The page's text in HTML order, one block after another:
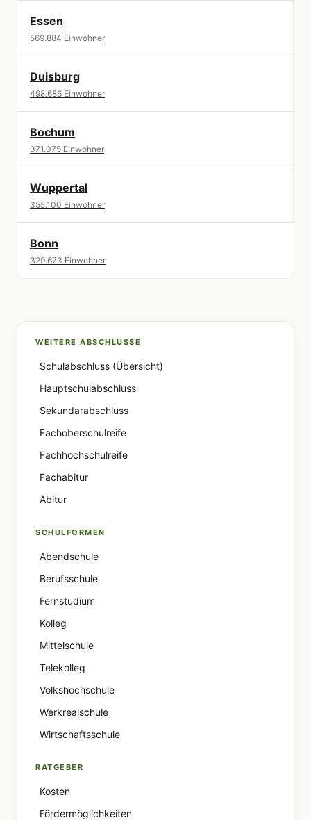
Essen
569.884 Einwohner
Duisburg
498.686 Einwohner
Bochum
371.075 Einwohner
Wuppertal
355.100 Einwohner
Bonn
329.673 Einwohner
WEITERE ABSCHLÜSSE
Schulabschluss (Übersicht)
Hauptschulabschluss
Sekundarabschluss
Fachoberschulreife
Fachhochschulreife
Fachabitur
Abitur
SCHULFORMEN
Abendschule
Berufsschule
Fernstudium
Kolleg
Mittelschule
Telekolleg
Volkshochschule
Werkrealschule
Wirtschaftsschule
RATGEBER
Kosten
Fördermöglichkeiten